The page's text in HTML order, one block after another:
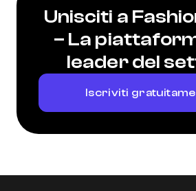
Unisciti a
– La
leader del
Iscriviti